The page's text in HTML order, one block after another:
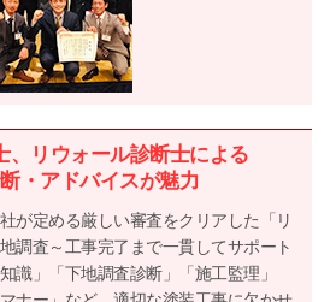
、リウォール診断士による
・アドバイスが魅力
が定める厳しい審査をクリアした「リ
調査～工事完了まで一貫してサポート
識」「下地調査診断」「施工監理」